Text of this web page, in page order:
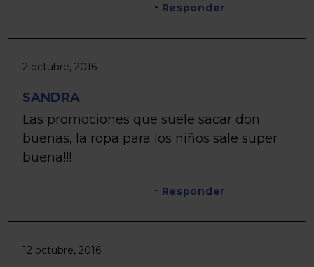
Responder
2 octubre, 2016
SANDRA
Las promociones que suele sacar don
buenas, la ropa para los niños sale super
buena!!!
Responder
12 octubre, 2016